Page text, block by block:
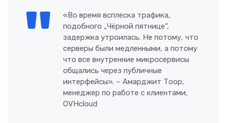
«Во время всплеска трафика,
подобного „Чёрной пятнице“,
задержка утроилась. Не потому, что
серверы были медленными, а потому
что все внутренние микросервисы
общались через публичные
интерфейсы». – Амарджит Тоор,
менеджер по работе с клиентами,
OVHcloud